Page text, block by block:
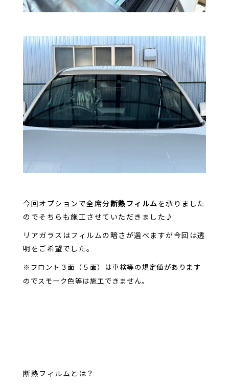
今回オプションで全席分断熱フィルムを承りました
のでそちらも施工させていただきました♪
リアガラスはフィルムの暗さが選べますが今回は透
明をご希望でした。
※フロント３面（５面）は車検等の規定値があります
のでスモーク色等は施工できません。
断熱フィルムとは？